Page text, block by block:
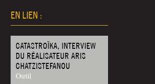
EN LIEN :
CATASTROÏKA, INTERVIEW
DU RÉALISATEUR ARIS
CHATZISTEFANOU
Outil